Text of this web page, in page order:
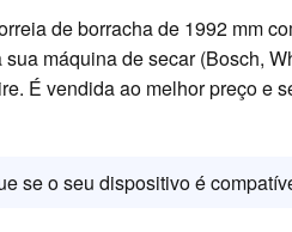
de borracha de 1992 mm
máquina de secar (Bosch,
É vendida ao melhor preço e
se o seu dispositivo é